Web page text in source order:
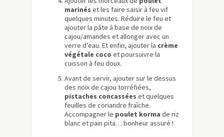
marinés et les faire saisir à feu vif
quelques minutes. Réduire le feu et
ajouter la pâte à base de noix de
cajou/amandes et allonger avec un
verre d’eau. Et enfin, ajouter la crème
végétale coco et poursuivre la
cuisson à feu doux.
Avant de servir, ajouter sur le dessus
des noix de cajou torréfiées,
pistaches concassées et quelques
feuilles de coriandre fraîche.
Accompagner le poulet korma de riz
blanc et pain pita… bonheur assuré !